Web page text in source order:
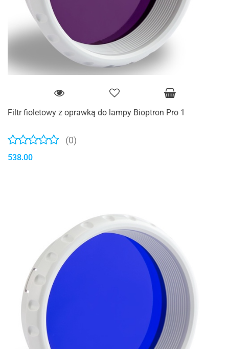
Filtr fioletowy z oprawką do lampy Bioptron Pro 1
(0)
538.00